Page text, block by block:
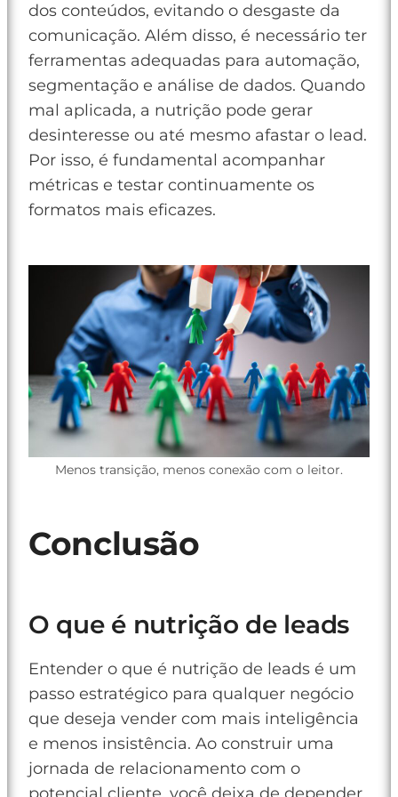
dos conteúdos, evitando o desgaste da
comunicação. Além disso, é necessário ter
ferramentas adequadas para automação,
segmentação e análise de dados. Quando
mal aplicada, a nutrição pode gerar
desinteresse ou até mesmo afastar o lead.
Por isso, é fundamental acompanhar
métricas e testar continuamente os
formatos mais eficazes.
Menos transição, menos conexão com o leitor.
Conclusão
O que é nutrição de leads
Entender o que é nutrição de leads é um
passo estratégico para qualquer negócio
que deseja vender com mais inteligência
e menos insistência. Ao construir uma
jornada de relacionamento com o